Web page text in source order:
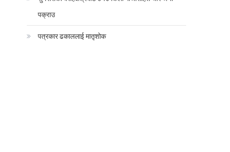
पक्राउ
पत्रकार ढकाललाई मातृशोक